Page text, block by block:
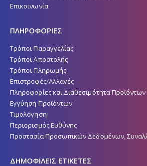
Επικοινωνία
ΠΛΗΡΟΦΟΡΙΕΣ
Τρόποι Παραγγελίας
Τρόποι Αποστολής
Τρόποι Πληρωμής
Επιστροφές/Αλλαγές
Πληροφορίες και Διαθεσιμότητα Προϊόντων
Εγγύηση Προϊόντων
Τιμολόγηση
Περιορισμός Ευθύνης
Προστασία Προσωπικών Δεδομένων,
ΔΗΜΟΦΙΛΕΙΣ ΕΤΙΚΕΤΕΣ